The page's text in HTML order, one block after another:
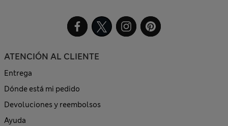
ATENCIÓN AL CLIENTE
Entrega
Dónde está mi pedido
Devoluciones y reembolsos
Ayuda